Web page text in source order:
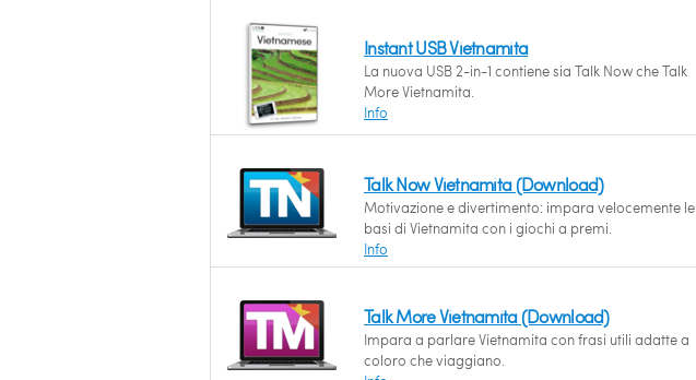
Instant USB Vietnamita
La nuova USB 2-in-1 contiene sia Talk Now che Talk
More Vietnamita.
Info
Talk Now Vietnamita (Download)
Motivazione e divertimento: impara velocemente le
basi di Vietnamita con i giochi a premi.
Info
Talk More Vietnamita (Download)
Impara a parlare Vietnamita con frasi utili adatte a
coloro che viaggiano.